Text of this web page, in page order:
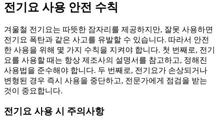
전기요 사용 안전 수칙
겨울철 전기요는 따뜻한 잠자리를 제공하지만, 잘못 사용하면
전기요 폭탄과 같은 사고를 유발할 수 있습니다. 따라서 안전
한 사용을 위해 몇 가지 수칙을 지켜야 합니다. 첫 번째로, 전기
요를 사용할 때는 항상 제조사의 설명서를 참고하고, 정해진
사용법을 준수해야 합니다. 두 번째로, 전기요가 손상되거나
변형된 경우 즉시 사용을 중단하고, 전문가에게 점검을 받는
것이 중요합니다.
전기요 사용 시 주의사항